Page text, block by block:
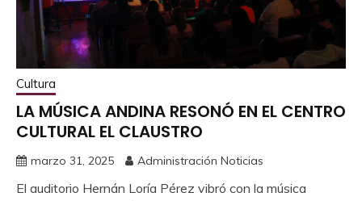
Cultura
LA MÚSICA ANDINA RESONÓ EN EL CENTRO
CULTURAL EL CLAUSTRO
marzo 31, 2025 Administración Noticias
El auditorio Hernán Loría Pérez vibró con la música